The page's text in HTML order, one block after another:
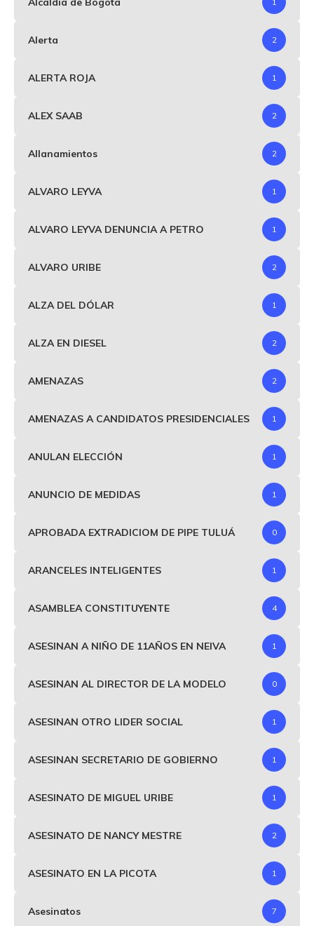
Alerta 2
ALERTA ROJA 1
ALEX SAAB 2
Allanamientos 2
ALVARO LEYVA 1
ALVARO LEYVA DENUNCIA A PETRO 1
ALVARO URIBE 2
ALZA DEL DÓLAR 1
ALZA EN DIESEL 2
AMENAZAS 2
AMENAZAS A CANDIDATOS PRESIDENCIALES 1
ANULAN ELECCIÓN 1
ANUNCIO DE MEDIDAS 1
APROBADA EXTRADICIOM DE PIPE TULUÁ 0
ARANCELES INTELIGENTES 1
ASAMBLEA CONSTITUYENTE 4
ASESINAN A NIÑO DE 11AÑOS EN NEIVA 1
ASESINAN AL DIRECTOR DE LA MODELO 0
ASESINAN OTRO LIDER SOCIAL 1
ASESINAN SECRETARIO DE GOBIERNO 1
ASESINATO DE MIGUEL URIBE 1
ASESINATO DE NANCY MESTRE 2
ASESINATO EN LA PICOTA 1
Asesinatos 7